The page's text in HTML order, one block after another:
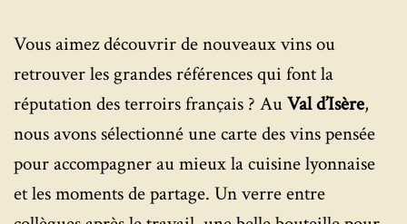
Vous aimez découvrir de nouveaux vins ou
retrouver les grandes références qui font la
réputation des terroirs français ? AuVal d’Isère,
nous avons sélectionné une carte des vins pensée
pour accompagner au mieux la cuisine lyonnaise
et les moments de partage. Un verre entre